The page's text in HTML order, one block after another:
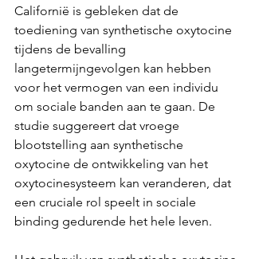
Californië is gebleken dat de
toediening van synthetische oxytocine
tijdens de bevalling
langetermijngevolgen kan hebben
voor het vermogen van een individu
om sociale banden aan te gaan. De
studie suggereert dat vroege
blootstelling aan synthetische
oxytocine de ontwikkeling van het
oxytocinesysteem kan veranderen, dat
een cruciale rol speelt in sociale
binding gedurende het hele leven.